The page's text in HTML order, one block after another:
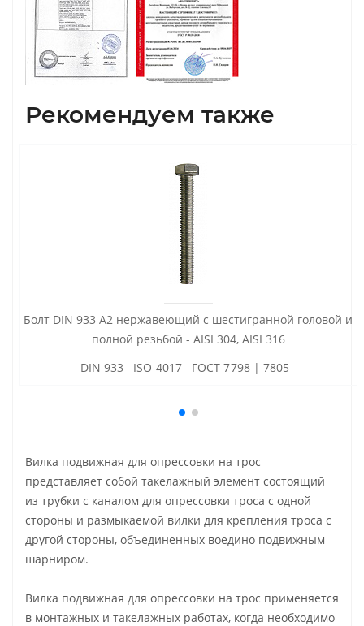
Рекомендуем также
Болт DIN 933 А2 нержавеющий с шестигранной головой и
полной резьбой - AISI 304, AISI 316
DIN 933 ISO 4017 ГОСТ 7798 | 7805
Вилка подвижная для опрессовки на трос
представляет собой такелажный элемент состоящий
из трубки с каналом для опрессовки троса с одной
стороны и размыкаемой вилки для крепления троса с
другой стороны, объединенных воедино подвижным
шарниром.
Вилка подвижная для опрессовки на трос применяется
в монтажных и такелажных работах, когда необходимо